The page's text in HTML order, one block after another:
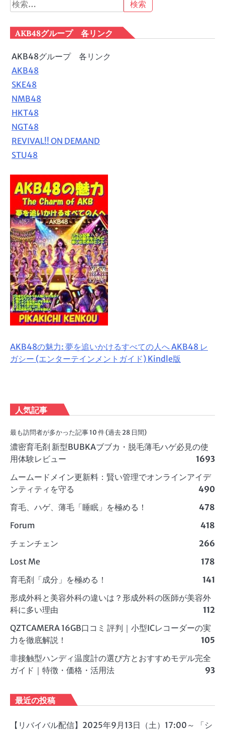
索:
AKB48グループ 各リンク
AKB48グループ 各リンク
AKB48
SKE48
NMB48
HKT48
NGT48
REVIVAL!! ON DEMAND
STU48
AKB48の魅力: 夢を追いかけるすべての人へ AKB48 レ
ガシー (エンターテインメントガイド) Kindle版
人気記事
最も訪問者が多かった記事 10 件 (過去 28 日間)
濃密育毛剤 新型BUBKAブブカ・脱毛薄毛ハゲ必見の使
用体験レビュー
1693
ムームードメイン更新料：賢い管理でオンラインアイデ
ンティティを守る
490
育毛、ハゲ、薄毛「睡眠」を極める！
478
Forum
418
チェンチェン
266
Lost Me
178
育毛剤「成分」を極める！
141
形成外科と美容外科の違いは？形成外科の医師が美容外
科に多い理由
112
QZTCAMERA 16GB口コミ 評判｜小型ICレコーダーの実
力を徹底解説！
105
非接触型ハンディ温度計の選び方とおすすめモデル完全
ガイド｜特徴・価格・活用法
93
最近の投稿
【リバイバル配信】2025年9月13日（土）17:00～ 「シ